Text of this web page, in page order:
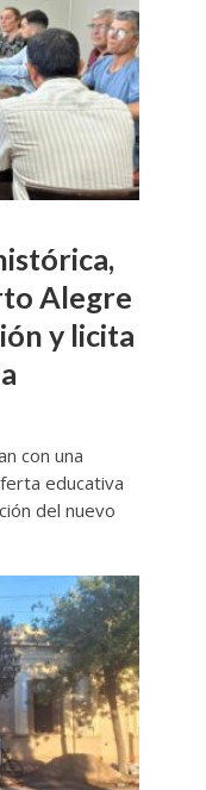
Alegre
y licita
con una
educativa
del nuevo